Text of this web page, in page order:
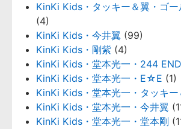
KinKi Kids・タッキー＆翼・ゴ
(4)
KinKi Kids・今井翼 (99)
KinKi Kids・剛紫 (4)
KinKi Kids・堂本光一・244
KinKi Kids・堂本光一・E☆E (1)
KinKi Kids・堂本光一・タッキー
KinKi Kids・堂本光一・今井翼
KinKi Kids・堂本光一・堂本剛